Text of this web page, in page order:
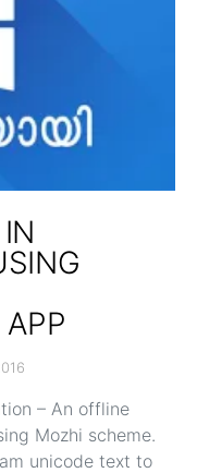
– An offline
Mozhi scheme.
unicode text to